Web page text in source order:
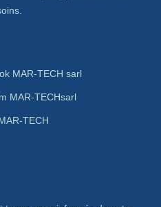
MAR-TECH sarl
MAR-TECHsarl
TECH